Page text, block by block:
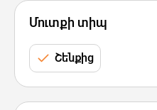
Մուտքի տիպ
Շենքից